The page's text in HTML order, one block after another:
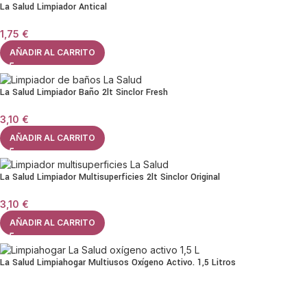
La Salud Limpiador Antical
1,75 €
AÑADIR AL CARRITO
La Salud Limpiador Baño 2lt Sinclor Fresh
3,10 €
AÑADIR AL CARRITO
La Salud Limpiador Multisuperficies 2lt Sinclor Original
3,10 €
AÑADIR AL CARRITO
La Salud Limpiahogar Multiusos Oxígeno Activo. 1,5 Litros